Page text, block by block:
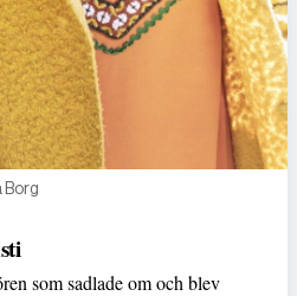
Borg
som sadlade om och blev